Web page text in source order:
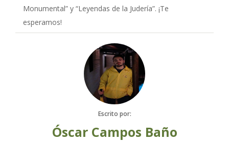
Monumental” y “Leyendas de la Judería”. ¡Te
esperamos!
Escrito por:
Óscar Campos Baño